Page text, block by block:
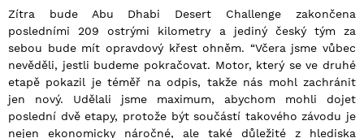
Zítra bude Abu Dhabi Desert Challenge zakončena
posledními 209 ostrými kilometry a jediný český tým za
sebou bude mít opravdový křest ohněm. “Včera jsme vůbec
nevěděli, jestli budeme pokračovat. Motor, který se ve druhé
etapě pokazil je téměř na odpis, takže nás mohl zachránit
jen nový. Udělali jsme maximum, abychom mohli dojet
poslední dvě etapy, protože být součástí takového závodu je
nejen ekonomicky náročné, ale také důležité z hlediska